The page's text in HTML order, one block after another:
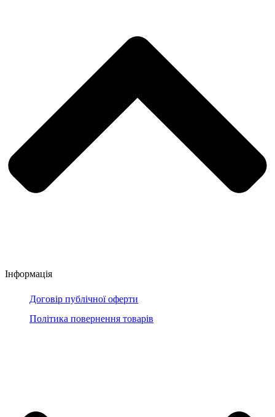
Інформація
Договір публічної оферти
Політика повернення товарів